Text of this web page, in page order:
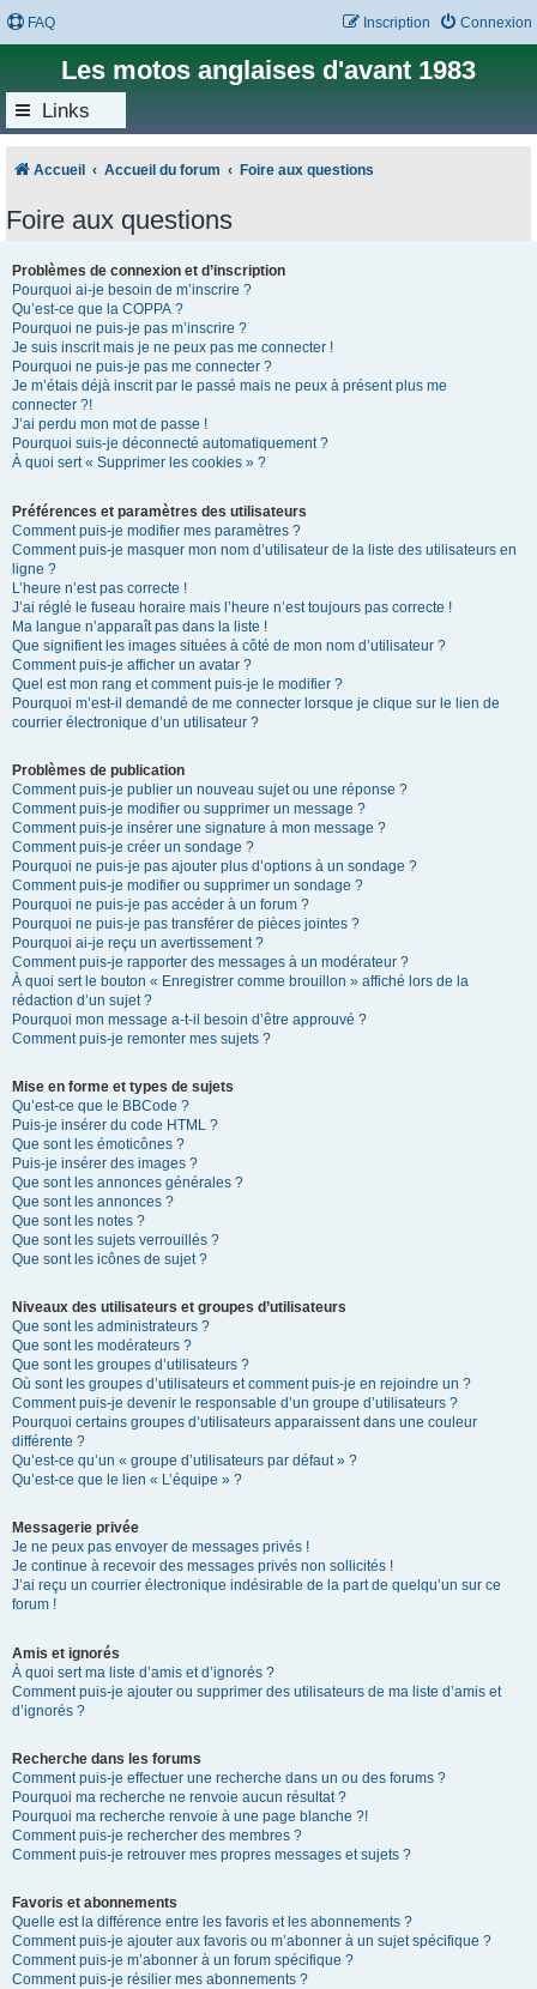
FAQ Connexion
Inscription
Les motos anglaises d'avant 1983
Links
Accueil Accueil du forum Foire aux questions
Foire aux questions
Problèmes de connexion et d’inscription
Pourquoi ai-je besoin de m’inscrire ?
Qu’est-ce que la COPPA ?
Pourquoi ne puis-je pas m’inscrire ?
Je suis inscrit mais je ne peux pas me connecter !
Pourquoi ne puis-je pas me connecter ?
Je m’étais déjà inscrit par le passé mais ne peux à présent plus me
connecter ?!
J’ai perdu mon mot de passe !
Pourquoi suis-je déconnecté automatiquement ?
À quoi sert « Supprimer les cookies » ?
Préférences et paramètres des utilisateurs
Comment puis-je modifier mes paramètres ?
Comment puis-je masquer mon nom d’utilisateur de la liste des utilisateurs en
ligne ?
L’heure n’est pas correcte !
J’ai réglé le fuseau horaire mais l’heure n’est toujours pas correcte !
Ma langue n’apparaît pas dans la liste !
Que signifient les images situées à côté de mon nom d’utilisateur ?
Comment puis-je afficher un avatar ?
Quel est mon rang et comment puis-je le modifier ?
Pourquoi m’est-il demandé de me connecter lorsque je clique sur le lien de
courrier électronique d’un utilisateur ?
Problèmes de publication
Comment puis-je publier un nouveau sujet ou une réponse ?
Comment puis-je modifier ou supprimer un message ?
Comment puis-je insérer une signature à mon message ?
Comment puis-je créer un sondage ?
Pourquoi ne puis-je pas ajouter plus d’options à un sondage ?
Comment puis-je modifier ou supprimer un sondage ?
Pourquoi ne puis-je pas accéder à un forum ?
Pourquoi ne puis-je pas transférer de pièces jointes ?
Pourquoi ai-je reçu un avertissement ?
Comment puis-je rapporter des messages à un modérateur ?
À quoi sert le bouton « Enregistrer comme brouillon » affiché lors de la
rédaction d’un sujet ?
Pourquoi mon message a-t-il besoin d’être approuvé ?
Comment puis-je remonter mes sujets ?
Mise en forme et types de sujets
Qu’est-ce que le BBCode ?
Puis-je insérer du code HTML ?
Que sont les émoticônes ?
Puis-je insérer des images ?
Que sont les annonces générales ?
Que sont les annonces ?
Que sont les notes ?
Que sont les sujets verrouillés ?
Que sont les icônes de sujet ?
Niveaux des utilisateurs et groupes d’utilisateurs
Que sont les administrateurs ?
Que sont les modérateurs ?
Que sont les groupes d’utilisateurs ?
Où sont les groupes d’utilisateurs et comment puis-je en rejoindre un ?
Comment puis-je devenir le responsable d’un groupe d’utilisateurs ?
Pourquoi certains groupes d’utilisateurs apparaissent dans une couleur
différente ?
Qu’est-ce qu’un « groupe d’utilisateurs par défaut » ?
Qu’est-ce que le lien « L’équipe » ?
Messagerie privée
Je ne peux pas envoyer de messages privés !
Je continue à recevoir des messages privés non sollicités !
J’ai reçu un courrier électronique indésirable de la part de quelqu’un sur ce
forum !
Amis et ignorés
À quoi sert ma liste d’amis et d’ignorés ?
Comment puis-je ajouter ou supprimer des utilisateurs de ma liste d’amis et
d’ignorés ?
Recherche dans les forums
Comment puis-je effectuer une recherche dans un ou des forums ?
Pourquoi ma recherche ne renvoie aucun résultat ?
Pourquoi ma recherche renvoie à une page blanche ?!
Comment puis-je rechercher des membres ?
Comment puis-je retrouver mes propres messages et sujets ?
Favoris et abonnements
Quelle est la différence entre les favoris et les abonnements ?
Comment puis-je ajouter aux favoris ou m’abonner à un sujet spécifique ?
Comment puis-je m’abonner à un forum spécifique ?
Comment puis-je résilier mes abonnements ?